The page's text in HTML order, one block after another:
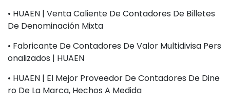
• HUAEN | Venta Caliente De Contadores De Billetes
De Denominación Mixta
• Fabricante De Contadores De Valor Multidivisa Pers
Onalizados | HUAEN
• HUAEN | El Mejor Proveedor De Contadores De Dine
Ro De La Marca, Hechos A Medida